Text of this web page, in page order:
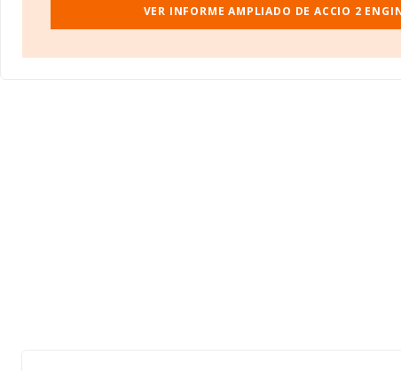
VER INFORME AMPLIADO DE ACCIO 2